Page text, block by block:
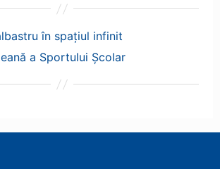
în spațiul infinit
a Sportului Școlar